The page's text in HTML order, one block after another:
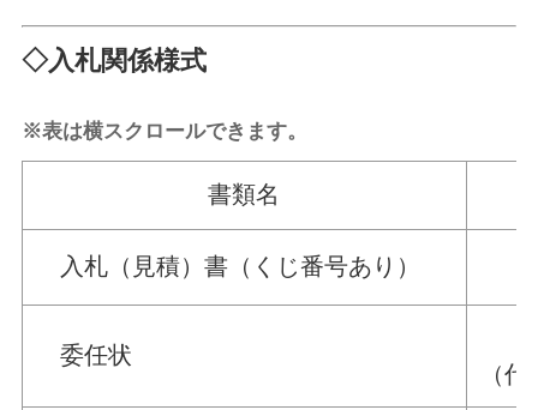
◇入札関係様式
※表は横スクロールできます。
書類名
入札（見積）書（くじ番号あり）
委任状
（